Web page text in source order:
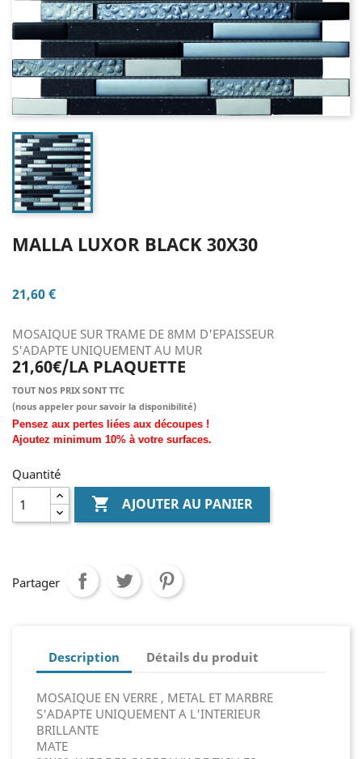
MALLA LUXOR BLACK 30X30
21,60 €
MOSAIQUE SUR TRAME DE 8MM D'EPAISSEUR
S'ADAPTE UNIQUEMENT AU MUR
21,60€/LA PLAQUETTE
TOUT NOS PRIX SONT TTC
(nous appeler pour savoir la disponibilité)
Pensez aux pertes liées aux découpes !
Ajoutez minimum 10% à votre surfaces.
Quantité
 AJOUTER AU PANIER
Partager
Description Détails du produit
MOSAIQUE EN VERRE , METAL ET MARBRE
S'ADAPTE UNIQUEMENT A L'INTERIEUR
BRILLANTE
MATE